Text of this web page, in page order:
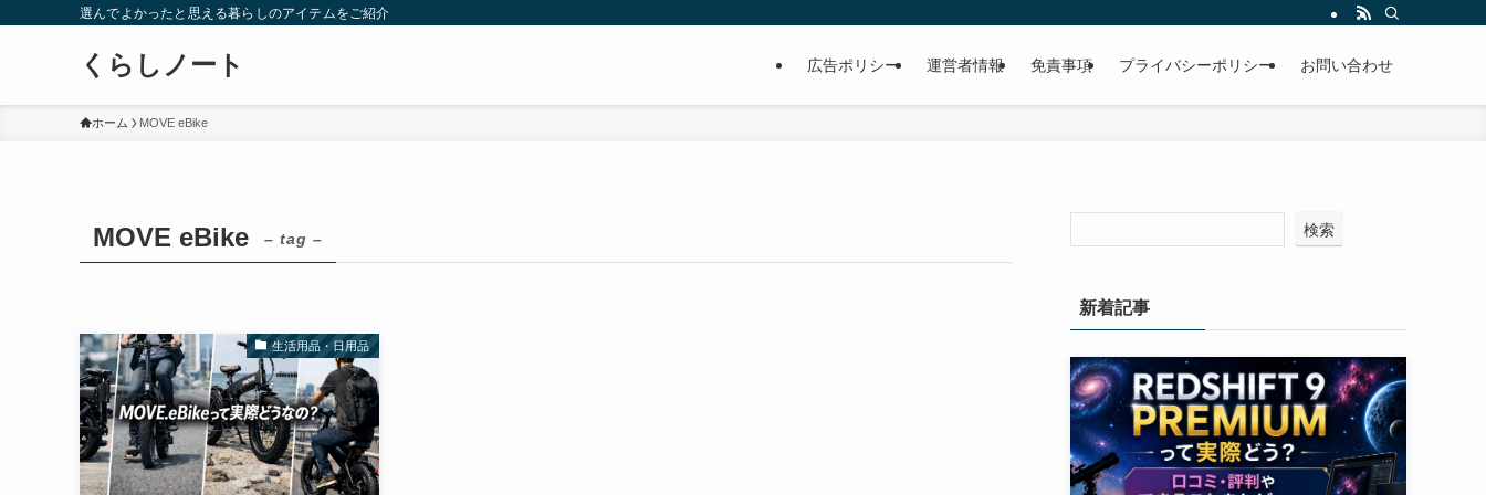
選んでよかったと思える暮らしのアイテムをご紹介
くらしノート 広告ポリシー 運営者情報 免責事項 プライバシーポリシー お問い合わせ
ホーム MOVE eBike
MOVE eBike – tag –
生活用品・日用品
検索
新着記事